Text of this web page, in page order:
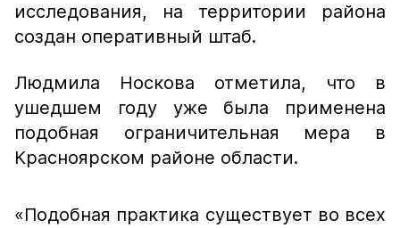
исследования, на территории района
создан оперативный штаб.
Людмила Носкова отметила, что в
ушедшем году уже была применена
подобная ограничительная мера в
Красноярском районе области.
«Подобная практика существует во всех